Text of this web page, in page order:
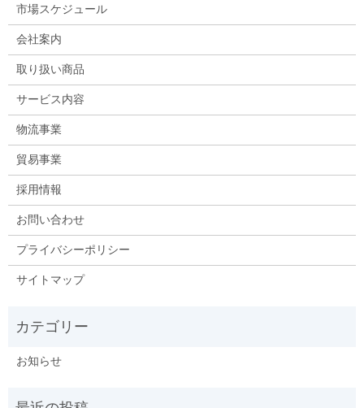
市場スケジュール
会社案内
取り扱い商品
サービス内容
物流事業
貿易事業
採用情報
お問い合わせ
プライバシーポリシー
サイトマップ
お知らせ